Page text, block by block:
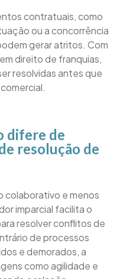
contratuais, como
ou a concorrência
gerar atritos. Com
direito de franquias,
resolvidas antes que
difere de
resolução de
colaborativo e menos
imparcial facilita o
resolver conflitos de
de processos
e demorados, a
como agilidade e